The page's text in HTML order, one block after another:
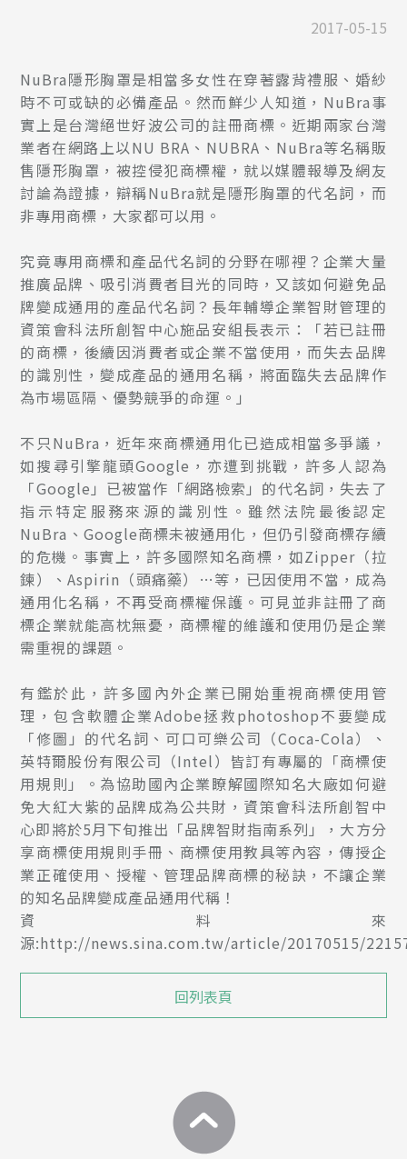
2017-05-15
NuBra隱形胸罩是相當多女性在穿著露背禮服、婚紗
時不可或缺的必備產品。然而鮮少人知道，NuBra事
實上是台灣絕世好波公司的註冊商標。近期兩家台灣
業者在網路上以NU BRA、NUBRA、NuBra等名稱販
售隱形胸罩，被控侵犯商標權，就以媒體報導及網友
討論為證據，辯稱NuBra就是隱形胸罩的代名詞，而
非專用商標，大家都可以用。
究竟專用商標和產品代名詞的分野在哪裡？企業大量
推廣品牌、吸引消費者目光的同時，又該如何避免品
牌變成通用的產品代名詞？長年輔導企業智財管理的
資策會科法所創智中心施品安組長表示：「若已註冊
的商標，後續因消費者或企業不當使用，而失去品牌
的識別性，變成產品的通用名稱，將面臨失去品牌作
為市場區隔、優勢競爭的命運。」
不只NuBra，近年來商標通用化已造成相當多爭議，
如搜尋引擎龍頭Google，亦遭到挑戰，許多人認為
「Google」已被當作「網路檢索」的代名詞，失去了
指示特定服務來源的識別性。雖然法院最後認定
NuBra、Google商標未被通用化，但仍引發商標存續
的危機。事實上，許多國際知名商標，如Zipper（拉
鍊）、Aspirin（頭痛藥）…等，已因使用不當，成為
通用化名稱，不再受商標權保護。可見並非註冊了商
標企業就能高枕無憂，商標權的維護和使用仍是企業
需重視的課題。
有鑑於此，許多國內外企業已開始重視商標使用管
理，包含軟體企業Adobe拯救photoshop不要變成
「修圖」的代名詞、可口可樂公司（Coca-Cola）、
英特爾股份有限公司（Intel）皆訂有專屬的「商標使
用規則」。為協助國內企業瞭解國際知名大廠如何避
免大紅大紫的品牌成為公共財，資策會科法所創智中
心即將於5月下旬推出「品牌智財指南系列」，大方分
享商標使用規則手冊、商標使用教具等內容，傳授企
業正確使用、授權、管理品牌商標的秘訣，不讓企業
的知名品牌變成產品通用代稱！
資料來
源:http://news.sina.com.tw/article/20170515/
回列表頁